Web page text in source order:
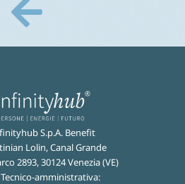
S.p.A. Benefit
Lolin, Canal Grande
2893, 30124 Venezia (VE)
amministrativa: